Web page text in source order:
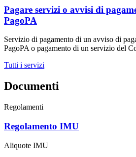
Pagare servizi o avvisi di
PagoPA
Servizio di pagamento di un avviso di
PagoPA o pagamento di un servizio del
Tutti i servizi
Documenti
Regolamenti
Regolamento IMU
Aliquote IMU